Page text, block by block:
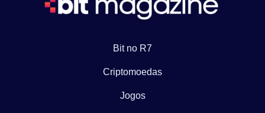
Bit no R7
Criptomoedas
Jogos